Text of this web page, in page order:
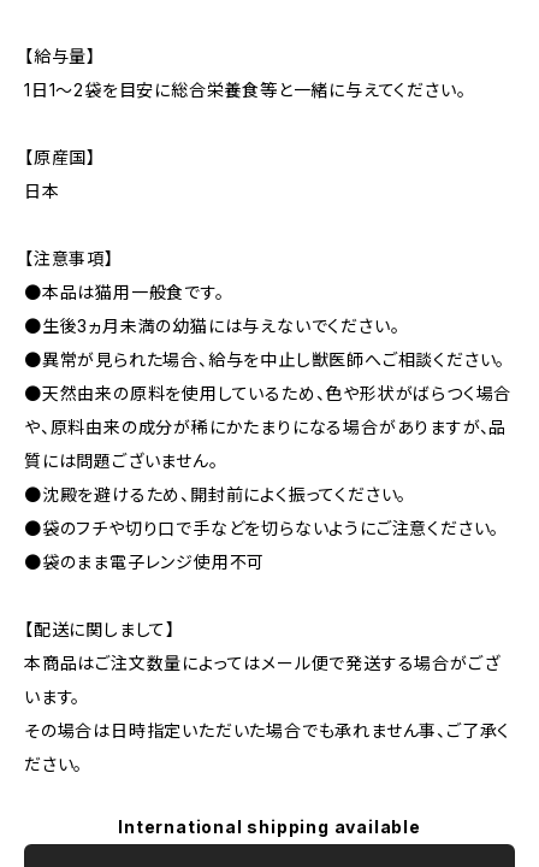
【給与量】
1日1～2袋を目安に総合栄養食等と一緒に与えてください。
【原産国】
日本
【注意事項】
●本品は猫用一般食です。
●生後3ヵ月未満の幼猫には与えないでください。
●異常が見られた場合、給与を中止し獣医師へご相談ください。
●天然由来の原料を使用しているため、色や形状がばらつく場合
や、原料由来の成分が稀にかたまりになる場合がありますが、品
質には問題ございません。
●沈殿を避けるため、開封前によく振ってください。
●袋のフチや切り口で手などを切らないようにご注意ください。
●袋のまま電子レンジ使用不可
【配送に関しまして】
本商品はご注文数量によってはメール便で発送する場合がござ
います。
その場合は日時指定いただいた場合でも承れません事、ご了承く
ださい。
International shipping available